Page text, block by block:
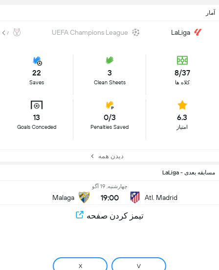
آمار
LaLiga
UEFA Champions League
8/37
کلاه ها
3
Clean Sheets
22
Saves
6.3
امتیاز
0/3
Penalties Saved
13
Goals Conceded
دیدن همه
مسابقه بعدی - LaLiga
Atl. Madrid
چهارشنبه, 19 آگو
19:00
Malaga
تیمز کردن صفحه
V
X